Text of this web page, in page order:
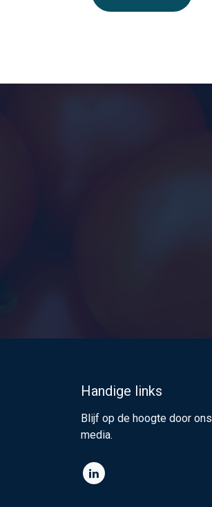
Handige links
Blijf op de hoogte door
media.